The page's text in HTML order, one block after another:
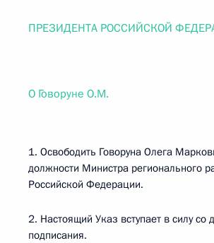
ПРЕЗИДЕНТА РОССИЙСКОЙ
О Говоруне О.М.
1. Освободить Говоруна Олега
должности Министра регионального
Российской Федерации.
2. Настоящий Указ вступает в силу со
подписания.